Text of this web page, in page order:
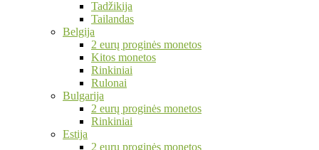
Tadžikija
Tailandas
Belgija
2 eurų proginės monetos
Kitos monetos
Rinkiniai
Rulonai
Bulgarija
2 eurų proginės monetos
Rinkiniai
Estija
2 eurų proginės monetos